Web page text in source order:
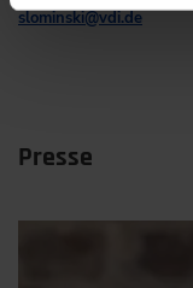
slominski@vdi.de
Presse